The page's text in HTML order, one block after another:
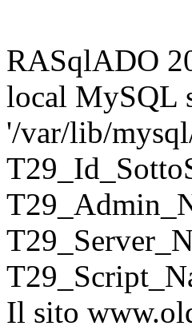
RASqlADO
local MySQL
'/var/lib/
Il sito